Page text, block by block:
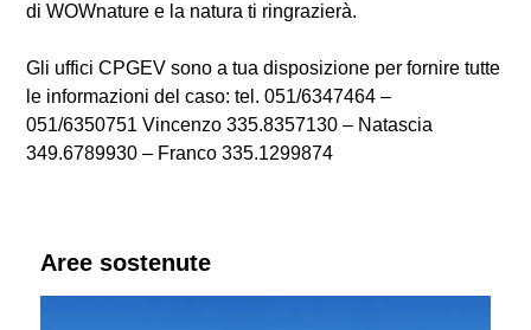
di WOWnature e la natura ti ringrazierà.
Gli uffici CPGEV sono a tua disposizione per fornire tutte
le informazioni del caso: tel. 051/6347464 –
051/6350751 Vincenzo 335.8357130 – Natascia
349.6789930 – Franco 335.1299874
Aree sostenute